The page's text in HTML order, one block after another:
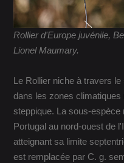
Rollier d'Europe juvénile,
Lionel Maumary.
Le Rollier niche à travers
dans les zones
steppique. La sous-
Portugal au nord-ouest de
atteignant sa limite
est remplacée par C. g.